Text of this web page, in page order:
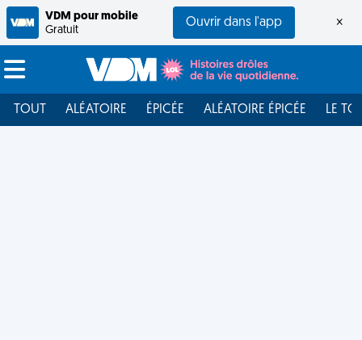
VDM pour mobile
Gratuit
Ouvrir dans l'app ×
TOUT ALÉATOIRE ÉPICÉE ALÉATOIRE ÉPICÉE LE